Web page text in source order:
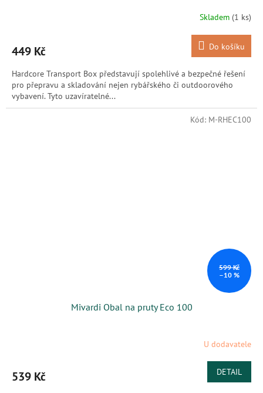
Skladem (1 ks)
449 Kč Do košíku
Hardcore Transport Box představují spolehlivé a bezpečné řešení
pro přepravu a skladování nejen rybářského či outdoorového
vybavení. Tyto uzavíratelné...
599 Kč
–10 %
Mivardi Obal na pruty Eco 100
U dodavatele
539 Kč DETAIL
Kód: M-RHEC100